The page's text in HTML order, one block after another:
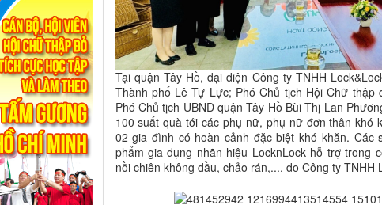
Tại quận Tây Hồ, đại diện Công ty TNHH
Thành phố Lê Tự Lực; Phó Chủ tịch Hội Chữ thập
Phó Chủ tịch UBND quận Tây Hồ Bùi Thị Lan
100 suất quà tới các phụ nữ, phụ nữ đơn thân khó
02 gia đình có hoàn cảnh đặc biệt khó khăn. Các
phẩm gia dụng nhãn hiệu LocknLock hỗ trợ trong
nồi chiên không dầu, chảo rán,.... do Công ty TNHH